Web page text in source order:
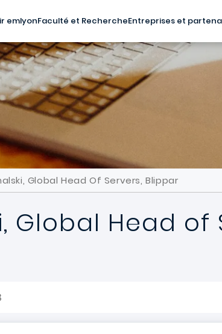
emlyonFaculté et RechercheEntreprises et
Global Head Of Servers, Blippar
Global Head of